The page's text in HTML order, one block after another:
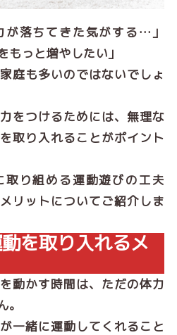
が落ちてきた気がする…」
もっと増やしたい」
庭も多いのではないでしょ
をつけるためには、無理な
取り入れることがポイント
り組める運動遊びの工夫
リットについてご紹介しま
を取り入れるメ
動かす時間は、ただの体力
一緒に運動してくれること